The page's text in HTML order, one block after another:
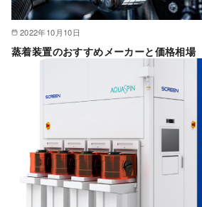
2022年10月10日
蒸着装置のおすすめメーカーと価格相場